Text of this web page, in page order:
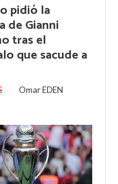
pidió la
de Gianni
tras el
que sacude a
Omar EDEN